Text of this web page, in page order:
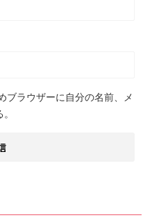
ブラウザーに自分の名前、メ